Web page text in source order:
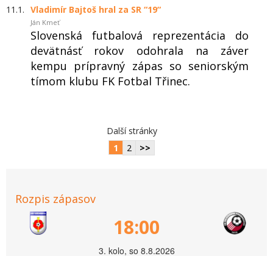
11.1. Vladimír Bajtoš hral za SR “19“
Ján Kmeť
Slovenská futbalová reprezentácia do
devätnásť rokov odohrala na záver
kempu prípravný zápas so seniorským
tímom klubu FK Fotbal Třinec.
Další stránky
1
2 >>
Rozpis zápasov
18:00
3. kolo, so 8.8.2026